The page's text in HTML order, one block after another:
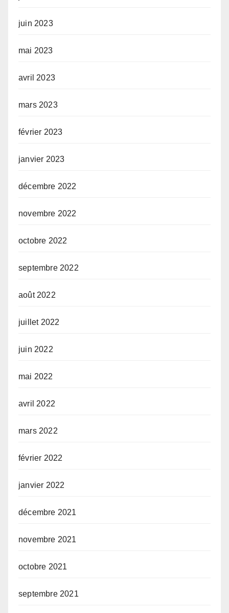
juin 2023
mai 2023
avril 2023
mars 2023
février 2023
janvier 2023
décembre 2022
novembre 2022
octobre 2022
septembre 2022
août 2022
juillet 2022
juin 2022
mai 2022
avril 2022
mars 2022
février 2022
janvier 2022
décembre 2021
novembre 2021
octobre 2021
septembre 2021